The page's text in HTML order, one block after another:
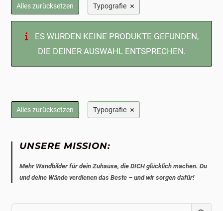
Alles zurücksetzen Typografie ×
ES WURDEN KEINE PRODUKTE GEFUNDEN,
DIE DEINER AUSWAHL ENTSPRECHEN.
Alles zurücksetzen Typografie ×
UNSERE MISSION:
Mehr Wandbilder für dein Zuhause, die DICH glücklich machen. Du
und deine Wände verdienen das Beste – und wir sorgen dafür!